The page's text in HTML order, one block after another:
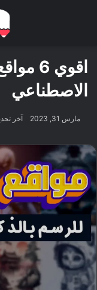
اقوي
الاصطناعي
مارس 31, 2023 آخر